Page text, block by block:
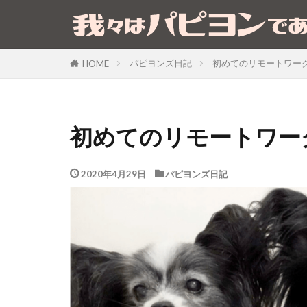
HOME パピヨンズ日記 初めてのリモートワー
初めてのリモートワー
2020年4月29日 パピヨンズ日記